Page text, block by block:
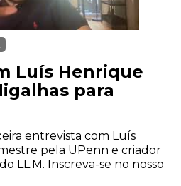
Luís Henrique
para
entrevista com Luís
pela UPenn e criador
LL.M. Inscreva-se no nosso